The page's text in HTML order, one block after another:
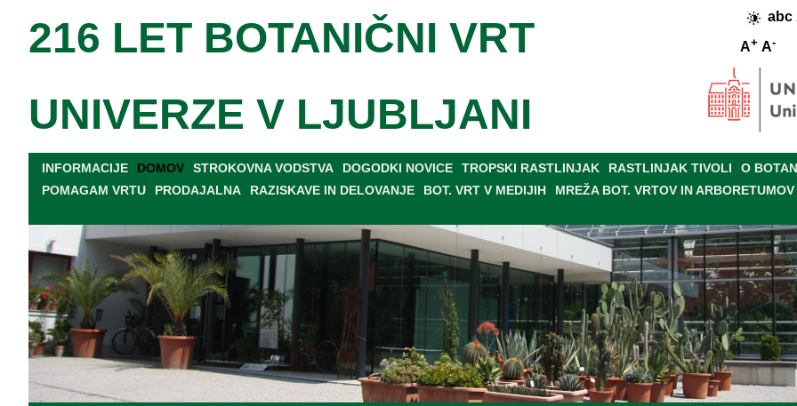
abc
A+ A-
216 LET BOTANIČNI VRT
UNIVERZE V LJUBLJANI
INFORMACIJE DOMOV STROKOVNA VODSTVA DOGODKI NOVICE TROPSKI RASTLINJAK RASTLINJAK TIVOLI O
POMAGAM VRTU
PRODAJALNA RAZISKAVE IN DELOVANJE BOT. VRT V MEDIJIH MREŽA BOT. VRTOV IN ARBORETUMOV